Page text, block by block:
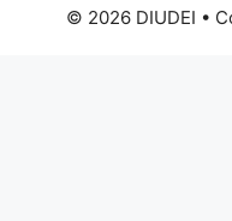
© 2026 DIUDEI •